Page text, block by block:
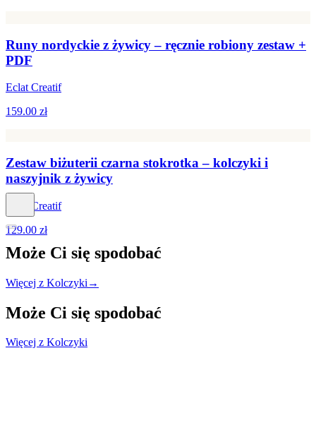
Runy nordyckie z żywicy – ręcznie robiony zestaw +
PDF
Eclat Creatif
159.00 zł
Zestaw biżuterii czarna stokrotka – kolczyki i
naszyjnik z żywicy
Eclat Creatif
129.00 zł
Może Ci się spodobać
Więcej z Kolczyki →
Może Ci się spodobać
Więcej z Kolczyki